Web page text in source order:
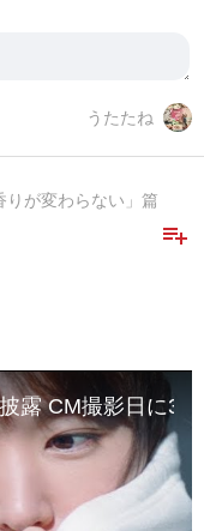
うたたね
りが変わらない」篇
playlist_add
露 CM撮影日に